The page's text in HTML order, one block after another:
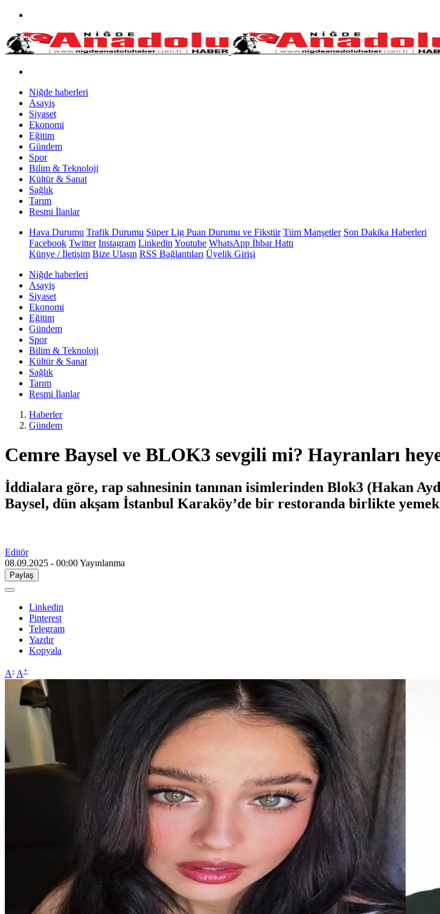
Niğde haberleri
Asayiş
Siyaset
Ekonomi
Eğitim
Gündem
Spor
Bilim & Teknoloji
Kültür & Sanat
Sağlık
Tarım
Resmi İlanlar
Hava Durumu Trafik Durumu Süper Lig Puan Durumu ve Fikstür Tüm Manşetler Son Dakika Haberleri
Facebook Twitter Instagram Linkedin Youtube WhatsApp İhbar Hattı
Künye / İletişim Bize Ulaşın RSS Bağlantıları Üyelik Girişi
Niğde haberleri
Asayiş
Siyaset
Ekonomi
Eğitim
Gündem
Spor
Bilim & Teknoloji
Kültür & Sanat
Sağlık
Tarım
Resmi İlanlar
Haberler
Gündem
Cemre Baysel ve BLOK3 sevgili mi? Hayranları
İddialara göre, rap sahnesinin tanınan isimlerinden Blok3 (Hakan
Baysel, dün akşam İstanbul Karaköy’de bir restoranda birlikte
Editör
08.09.2025 - 00:00Yayınlanma
Paylaş
Linkedin
Pinterest
Telegram
Yazdır
Kopyala
A- A+